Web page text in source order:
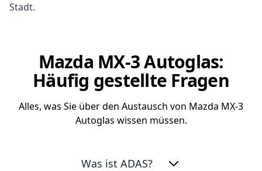
Stadt.
Mazda MX-3 Autoglas:
Häufig gestellte Fragen
Alles, was Sie über den Austausch von Mazda MX-3
Autoglas wissen müssen.
Was ist ADAS?